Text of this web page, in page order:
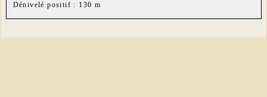
Dénivelé positif : 130 m